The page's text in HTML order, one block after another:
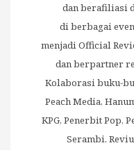
dan berafiliasi
di berbagai
menjadi Official
dan berpartner
Kolaborasi buku-
Peach Media,
KPG, Penerbit Pop,
Serambi.